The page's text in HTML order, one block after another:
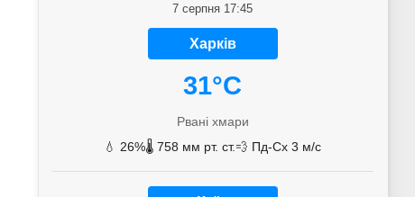
7 серпня 17:45
Харків
31°C
Рвані хмари
💧 26%🌡️ 758 мм рт. ст.💨 Пд-Сх 3 м/с